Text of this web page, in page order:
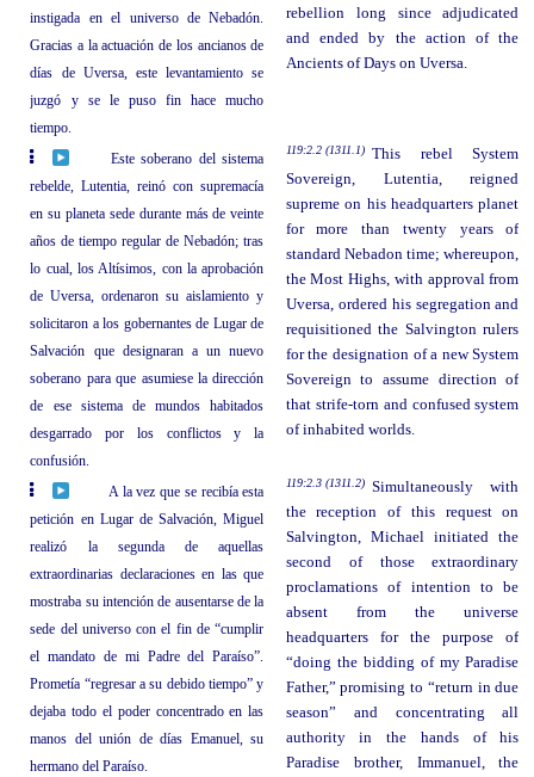
instigada en el universo de Nebadón.
Gracias a la actuación de los ancianos de
días de Uversa, este levantamiento se
juzgó y se le puso fin hace mucho
tiempo.
rebellion long since adjudicated
and ended by the action of the
Ancients of Days on Uversa.
Este soberano del sistema
rebelde, Lutentia, reinó con supremacía
en su planeta sede durante más de veinte
años de tiempo regular de Nebadón; tras
lo cual, los Altísimos, con la aprobación
de Uversa, ordenaron su aislamiento y
solicitaron a los gobernantes de Lugar de
Salvación que designaran a un nuevo
soberano para que asumiese la dirección
de ese sistema de mundos habitados
desgarrado por los conflictos y la
confusión.
119:2.2 (1311.1) This rebel System
Sovereign, Lutentia, reigned
supreme on his headquarters planet
for more than twenty years of
standard Nebadon time; whereupon,
the Most Highs, with approval from
Uversa, ordered his segregation and
requisitioned the Salvington rulers
for the designation of a new System
Sovereign to assume direction of
that strife-torn and confused system
of inhabited worlds.
A la vez que se recibía esta
petición en Lugar de Salvación, Miguel
realizó la segunda de aquellas
extraordinarias declaraciones en las que
mostraba su intención de ausentarse de la
sede del universo con el fin de “cumplir
el mandato de mi Padre del Paraíso”.
Prometía “regresar a su debido tiempo” y
dejaba todo el poder concentrado en las
manos del unión de días Emanuel, su
hermano del Paraíso.
119:2.3 (1311.2) Simultaneously with
the reception of this request on
Salvington, Michael initiated the
second of those extraordinary
proclamations of intention to be
absent from the universe
headquarters for the purpose of
“doing the bidding of my Paradise
Father,” promising to “return in due
season” and concentrating all
authority in the hands of his
Paradise brother, Immanuel, the